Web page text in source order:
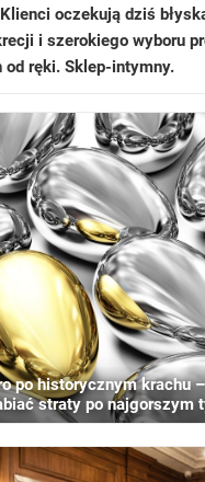
oczekują dziś
i szerokiego wyboru
od ręki. Sklep-intymny.
po historycznym krachu
straty po najgorszym